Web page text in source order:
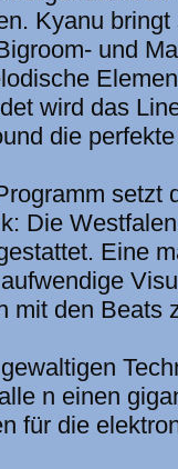
Kyanu bringt
und
wird das
die
setzt
Die
Eine
mit den Beats
n einen
für die